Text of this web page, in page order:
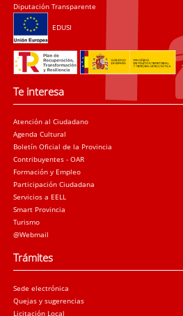
Diputación Transparente
EDUSI
Te interesa
Atención al Ciudadano
Agenda Cultural
Boletín Oficial de la Provincia
Contribuyentes - OAR
Formación y Empleo
Participación Ciudadana
Servicios a EELL
Smart Provincia
Turismo
@Webmail
Trámites
Sede electrónica
Quejas y sugerencias
Licitación Local